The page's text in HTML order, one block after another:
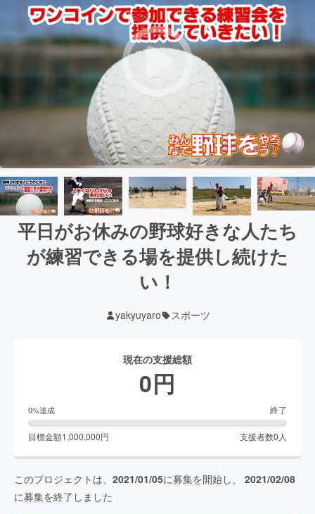
平日がお休みの野球好きな人たち
が練習できる場を提供し続けた
い！
yakyuyaro スポーツ
現在の支援総額
0円
0%達成 終了
目標金額1,000,000円 支援者数0人
このプロジェクトは、 2021/01/05に募集を開始し、 2021/02/08
に募集を終了しました